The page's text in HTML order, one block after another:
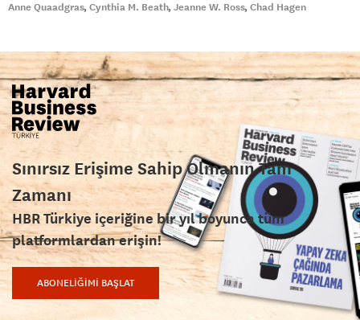
Anne Quaadgras Cynthia M. Beath Jeanne W. Ross Chad Hagen
Sınırsız Erişime Sahip Olmanın Tam
Zamanı
HBR Türkiye içeriğine bir yıl boyunca tüm
platformlardan erişin!
ABONELİĞİMİ BAŞLAT